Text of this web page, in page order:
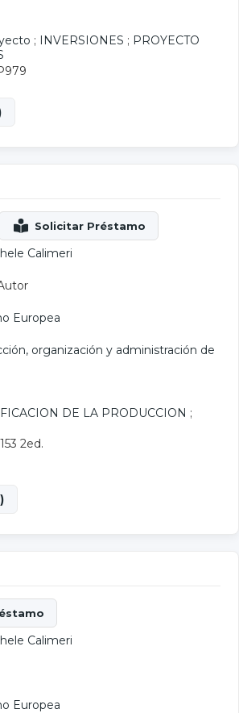
; INVERSIONES ; PROYECTO
Calimeri
Europea
organización y administración de
DE LA PRODUCCION ;
2ed.
Calimeri
Europea